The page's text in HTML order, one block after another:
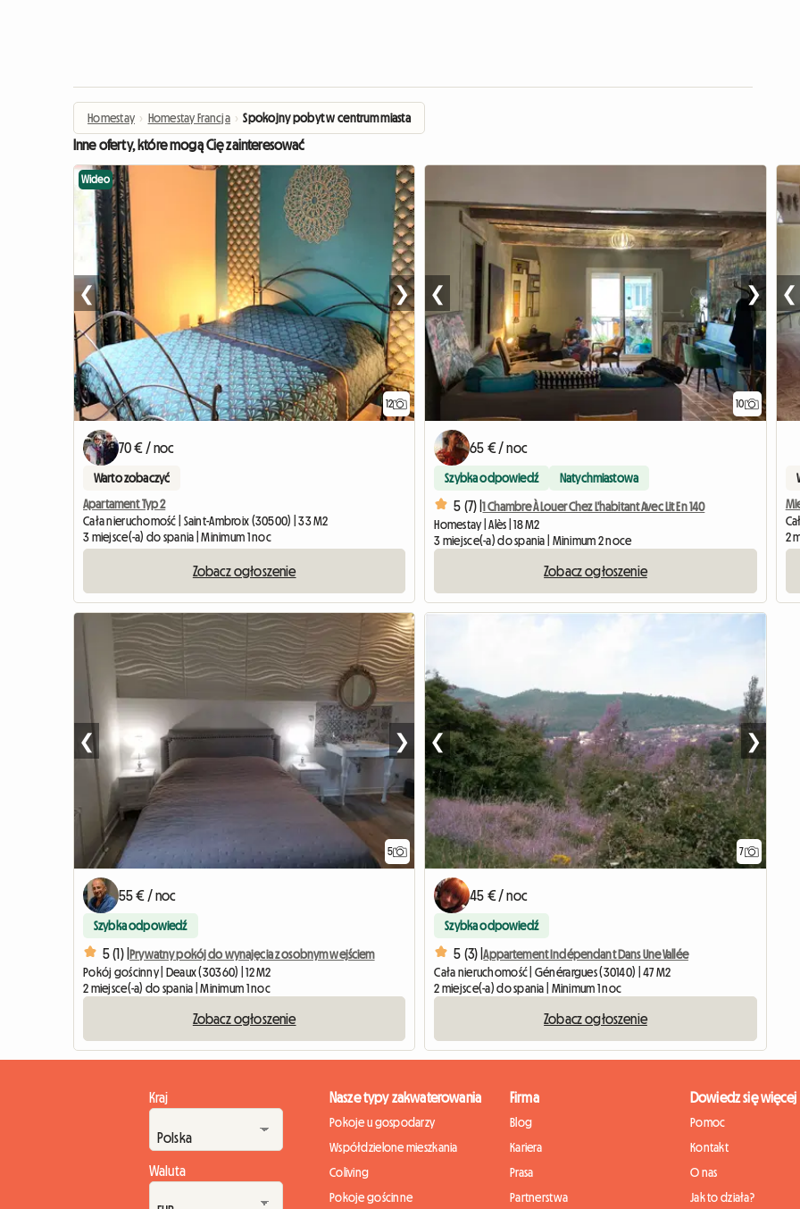
Homestay › Homestay Francja › Spokojny pobyt w centrum miasta
Inne oferty, które mogą Cię zainteresować
12
Wideo
❮ ❯
70 € / noc
Warto zobaczyć
Apartament Typ 2
Cała nieruchomość | Saint-Ambroix (30500) | 33 M2
3 miejsce(-a) do spania | Minimum 1 noc
Zobacz ogłoszenie
10
❮ ❯
65 € / noc
Szybka odpowiedź Natychmiastowa
5 (7) |1 Chambre À Louer Chez L'habitant Avec Lit En 140
Homestay | Alès | 18 M2
3 miejsce(-a) do spania | Minimum 2 noce
Zobacz ogłoszenie
❮
2
5
❮ ❯
55 € / noc
Szybka odpowiedź
5 (1) |Prywatny pokój do wynajęcia z osobnym wejściem
Pokój gościnny | Deaux (30360) | 12 M2
2 miejsce(-a) do spania | Minimum 1 noc
Zobacz ogłoszenie
7
❮ ❯
45 € / noc
Szybka odpowiedź
5 (3) |Appartement Indépendant Dans Une Vallée
Cała nieruchomość | Générargues (30140) | 47 M2
2 miejsce(-a) do spania | Minimum 1 noc
Zobacz ogłoszenie
Kraj
Waluta
Nasze typy zakwaterowania
Pokoje u gospodarzy
Współdzielone mieszkania
Coliving
Pokoje gościnne
Firma
Blog
Kariera
Prasa
Partnerstwa
Dowiedz się więcej
Pomoc
Kontakt
O nas
Jak to działa?